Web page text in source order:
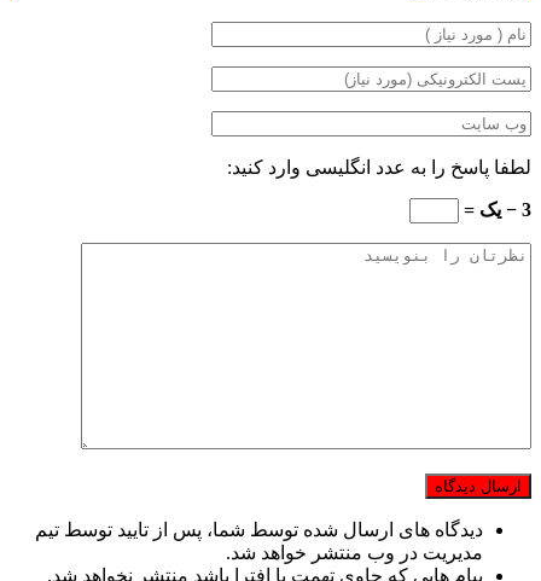
لطفا پاسخ را به عدد انگلیسی وارد کنید:
3 − یک =
دیدگاه های ارسال شده توسط شما، پس از تایید توسط تیم
مدیریت در وب منتشر خواهد شد.
پیام هایی که حاوی تهمت یا افترا باشد منتشر نخواهد شد.